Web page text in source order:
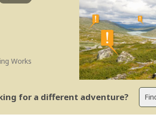
Works
for a different adventure?